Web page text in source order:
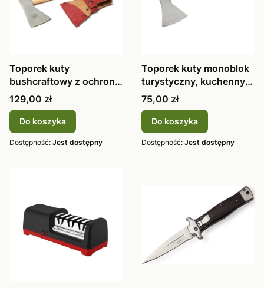
Toporek kuty
bushcraftowy z ochroną
ostrza Juco T6
Cena
129,00 zł
Do koszyka
Dostępność: Jest dostępny
Toporek kuty monoblok
turystyczny, kuchenny
Juco 4
Cena
75,00 zł
Do koszyka
Dostępność: Jest dostępny